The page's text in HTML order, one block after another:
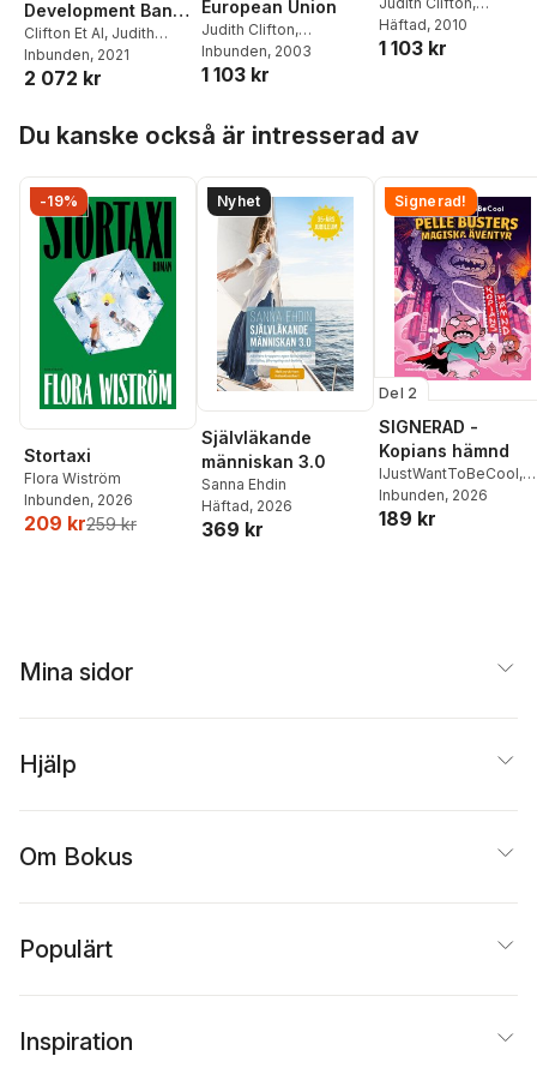
Development Banks
in the World
Economy
Clifton Et Al, Judith
Clifton,Daniel Díaz
Fuentes ,David Howarth
Inbunden, 2021
2 072 kr
European Union
Judith Clifton,
Francisco Comín
Daniel Díaz Fuentes
Inbunden, 2003
1 103 kr
Francisco Comín
Daniel Díaz Fuentes
Häftad, 2010
1 103 kr
Du kanske också är intresserad av
-19%
Stortaxi
Flora Wiström
Inbunden, 2026
209 kr259 kr
Nyhet
Självläkande
människan 3.0
Sanna Ehdin
Häftad, 2026
369 kr
Signerad!
Del 2
SIGNERAD -
Kopians hämnd
IJustWantToBeCool,
Joel Adolphson
Ejdemo Beer
Inbunden, 2026
189 kr
Mina sidor
Hjälp
Om Bokus
Populärt
Inspiration